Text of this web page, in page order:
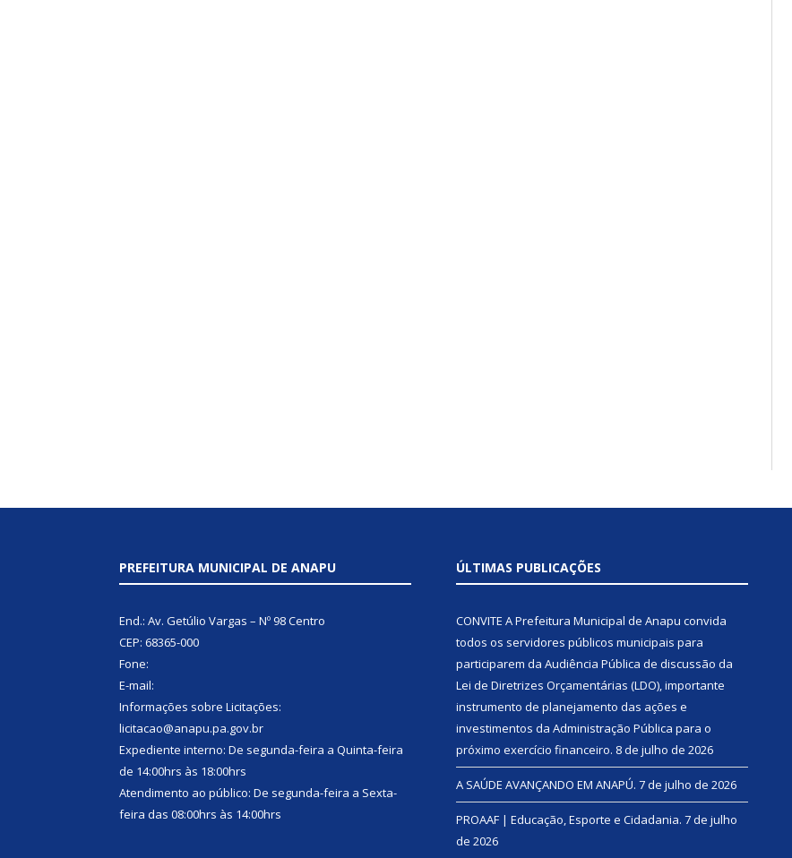
PREFEITURA MUNICIPAL DE ANAPU
End.: Av. Getúlio Vargas – Nº 98 Centro
CEP: 68365-000
Fone:
E-mail:
Informações sobre Licitações:
licitacao@anapu.pa.gov.br
Expediente interno: De segunda-feira a Quinta-feira
de 14:00hrs às 18:00hrs
Atendimento ao público: De segunda-feira a Sexta-
feira das 08:00hrs às 14:00hrs
ÚLTIMAS PUBLICAÇÕES
CONVITE A Prefeitura Municipal de Anapu convida
todos os servidores públicos municipais para
participarem da Audiência Pública de discussão da
Lei de Diretrizes Orçamentárias (LDO), importante
instrumento de planejamento das ações e
investimentos da Administração Pública para o
próximo exercício financeiro. 8 de julho de 2026
A SAÚDE AVANÇANDO EM ANAPÚ. 7 de julho de 2026
PROAAF | Educação, Esporte e Cidadania. 7 de julho
de 2026